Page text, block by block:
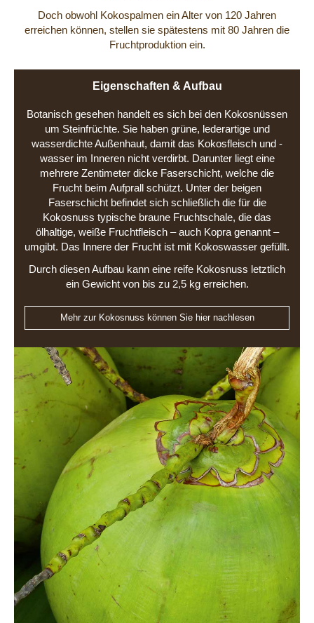
Doch obwohl Kokospalmen ein Alter von 120 Jahren
erreichen können, stellen sie spätestens mit 80 Jahren die
Fruchtproduktion ein.
Eigenschaften & Aufbau
Botanisch gesehen handelt es sich bei den Kokosnüssen
um Steinfrüchte. Sie haben grüne, lederartige und
wasserdichte Außenhaut, damit das Kokosfleisch und -
wasser im Inneren nicht verdirbt. Darunter liegt eine
mehrere Zentimeter dicke Faserschicht, welche die
Frucht beim Aufprall schützt. Unter der beigen
Faserschicht befindet sich schließlich die für die
Kokosnuss typische braune Fruchtschale, die das
ölhaltige, weiße Fruchtfleisch – auch Kopra genannt –
umgibt. Das Innere der Frucht ist mit Kokoswasser gefüllt.
Durch diesen Aufbau kann eine reife Kokosnuss letztlich
ein Gewicht von bis zu 2,5 kg erreichen.
Mehr zur Kokosnuss können Sie hier nachlesen